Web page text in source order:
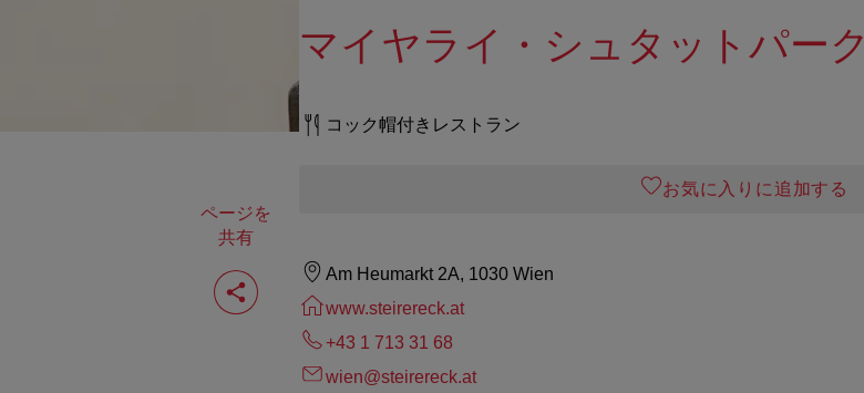
ページを
共有
ペ
ー
ジ
マイヤライ・シュタットパーク
コック帽付きレストラン
お気に入りに追加する
Am Heumarkt 2A, 1030 Wien
www.steirereck.at
+43 1 713 31 68‎
wien@steirereck.at